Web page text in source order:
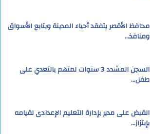
محافظ الأقصر يتفقد أحياء المدينة ويتابع الأسواق
ومنافذ…
السجن المشدد 3 سنوات لمتهم بالتعدي على
طفل…
القبض على مدير بإدارة التعليم الإعدادى لقيامه
بإبتزاز…